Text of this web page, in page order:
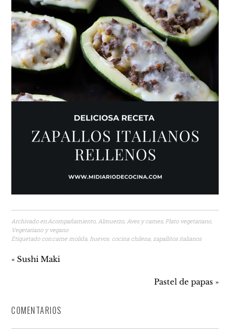
Archivado en:Acompañamiento, Almuerzo, Aves y carnes, Plato vegetariano,
Vegetariano y vegano
Etiquetado con:carne molida huevos. cocina chilena zapallitos italianos
« Sushi Maki
Pastel de papas »
COMENTARIOS